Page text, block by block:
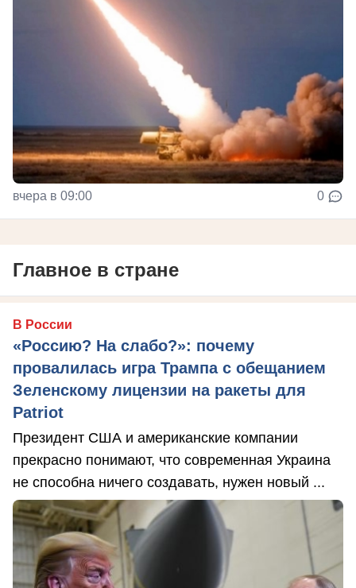
вчера в 09:00 0
Главное в стране
В России
«Россию? На слабо?»: почему
провалилась игра Трампа с обещанием
Зеленскому лицензии на ракеты для
Patriot
Президент США и американские компании
прекрасно понимают, что современная Украина
не способна ничего создавать, нужен новый ...